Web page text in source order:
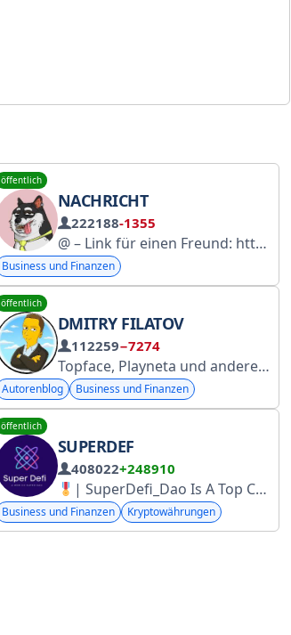
öffentlich
NACHRICHT
222188-1355
@ – Link für einen Freund: https://t.me/ Unser Chat: https://t.me/ Feedback – wir schalten keine Werbung
Business und Finanzen
Support: @bfinsupbot
öffentlich
DMITRY FILATOV
112259−7274
Topface, Playneta und andere. Kontakt: @Fil100_bot
Autorenblog Business und Finanzen
Тренды, новости, полезные
öffentlich
SUPERDEF
408022+248910
| SuperDefi_Dao Is A Top Crypto Marketing Agency
Business und Finanzen Kryptowährungen